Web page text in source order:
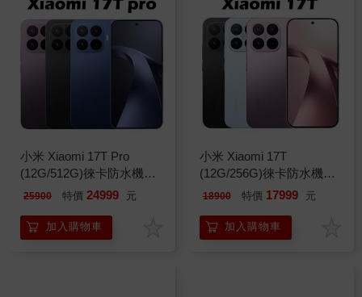
小米 Xiaomi 17T Pro
(12G/512G)徠卡防水機※
送支架+內附保護殼※
25900 特價 24999 元
加入購物車
小米 Xiaomi 17T
(12G/256G)徠卡防水機※
送支架+內附保護殼※
18900 特價 17999 元
加入購物車